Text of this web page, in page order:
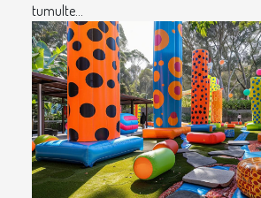
tumulte...